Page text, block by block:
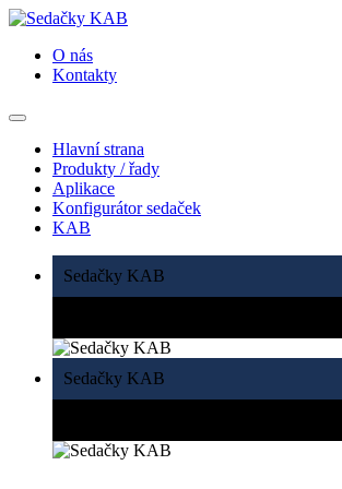
O nás
Kontakty
Hlavní strana
Produkty / řady
Aplikace
Konfigurátor sedaček
KAB
Sedačky KAB
Sedačky KAB